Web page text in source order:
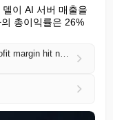
이 AI 서버 매출을
총이익률은 26%
Dell’s AI boom is real, but so is the profit margin hit nobody is pricing in